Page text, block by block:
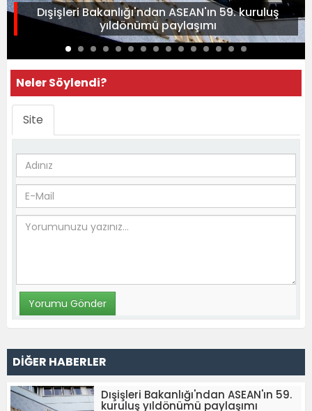
Dışişleri Bakanlığı'ndan ASEAN'ın 59. kuruluş
yıldönümü paylaşımı
Neler Söylendi?
Site
DİĞER HABERLER
Dışişleri Bakanlığı'ndan ASEAN'ın 59.
kuruluş yıldönümü paylaşımı